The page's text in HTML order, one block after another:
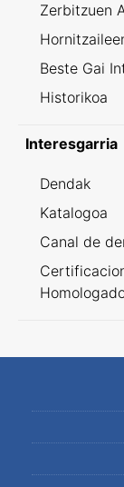
Zerbitzuen
Beste Gai
Historikoa
Interesgarria
Dendak
Katalogoa
Canal de